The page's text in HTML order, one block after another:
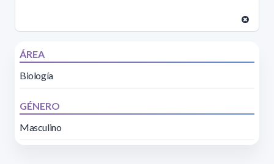
ÁREA
Biología
GÉNERO
Masculino